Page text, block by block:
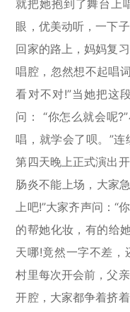
就把她抱到了舞台上
眼，优美动听，一下
回家的路上，妈妈复
唱腔，忽然想不起唱
看对不对!”当她把这
问： “你怎么就会呢
唱，就学会了呗。”连
第四天晚上正式演出
肠炎不能上场，大家
上吧!”大家齐声问：“
的帮她化妆，有的给
天哪!竟然一字不差，
村里每次开会前，父
开腔，大家都争着挤